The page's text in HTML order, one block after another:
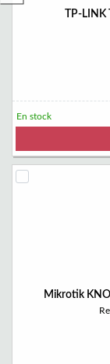
TP-
En stock
Mikrotik